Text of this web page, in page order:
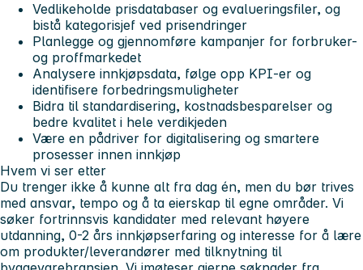
Vedlikeholde prisdatabaser og evalueringsfiler, og
bistå kategorisjef ved prisendringer
Planlegge og gjennomføre kampanjer for forbruker-
og proffmarkedet
Analysere innkjøpsdata, følge opp KPI-er og
identifisere forbedringsmuligheter
Bidra til standardisering, kostnadsbesparelser og
bedre kvalitet i hele verdikjeden
Være en pådriver for digitalisering og smartere
prosesser innen innkjøp
Hvem vi ser etter
Du trenger ikke å kunne alt fra dag én, men du bør trives
med ansvar, tempo og å ta eierskap til egne områder. Vi
søker fortrinnsvis kandidater med relevant høyere
utdanning, 0-2 års innkjøpserfaring og interesse for å lære
om produkter/leverandører med tilknytning til